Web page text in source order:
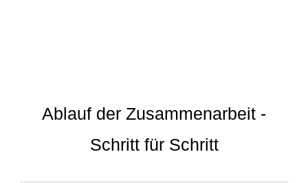
Ablauf der Zusammenarbeit -
Schritt für Schritt